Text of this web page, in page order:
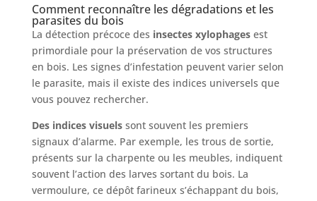
Comment reconnaître les dégradations et les
parasites du bois
La détection précoce des insectes xylophagesest
primordiale pour la préservation de vos structures
en bois. Les signes d’infestation peuvent varier selon
le parasite, mais il existe des indices universels que
vous pouvez rechercher.
Des indices visuelssont souvent les premiers
signaux d’alarme. Par exemple, les trous de sortie,
présents sur la charpente ou les meubles, indiquent
souvent l’action des larves sortant du bois. La
vermoulure, ce dépôt farineux s’échappant du bois,